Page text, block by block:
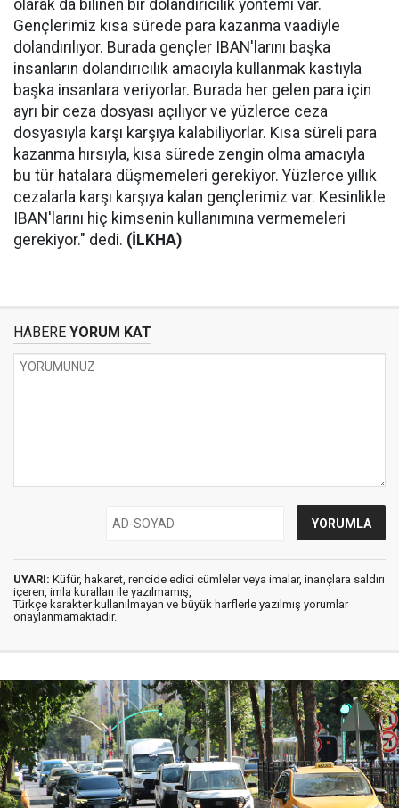
olarak da bilinen bir dolandırıcılık yöntemi var.
Gençlerimiz kısa sürede para kazanma vaadiyle
dolandırılıyor. Burada gençler IBAN'larını başka
insanların dolandırıcılık amacıyla kullanmak kastıyla
başka insanlara veriyorlar. Burada her gelen para için
ayrı bir ceza dosyası açılıyor ve yüzlerce ceza
dosyasıyla karşı karşıya kalabiliyorlar. Kısa süreli para
kazanma hırsıyla, kısa sürede zengin olma amacıyla
bu tür hatalara düşmemeleri gerekiyor. Yüzlerce yıllık
cezalarla karşı karşıya kalan gençlerimiz var. Kesinlikle
IBAN'larını hiç kimsenin kullanımına vermemeleri
gerekiyor." dedi. (İLKHA)
HABERE YORUM KAT
UYARI: Küfür, hakaret, rencide edici cümleler veya imalar, inançlara saldırı
içeren, imla kuralları ile yazılmamış,
Türkçe karakter kullanılmayan ve büyük harflerle yazılmış yorumlar
onaylanmamaktadır.